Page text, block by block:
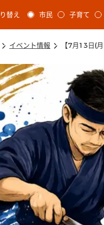
替え
利用者の切替が発生します
市民 子育て
イベント情報 【7月13日(